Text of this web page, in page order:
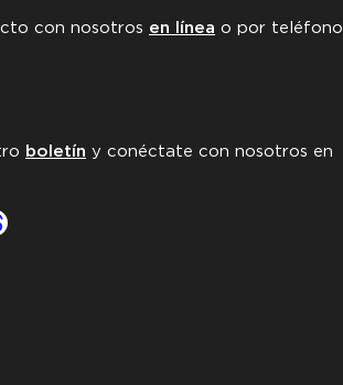
con nosotros en línea o por teléfono
boletín y conéctate con nosotros en